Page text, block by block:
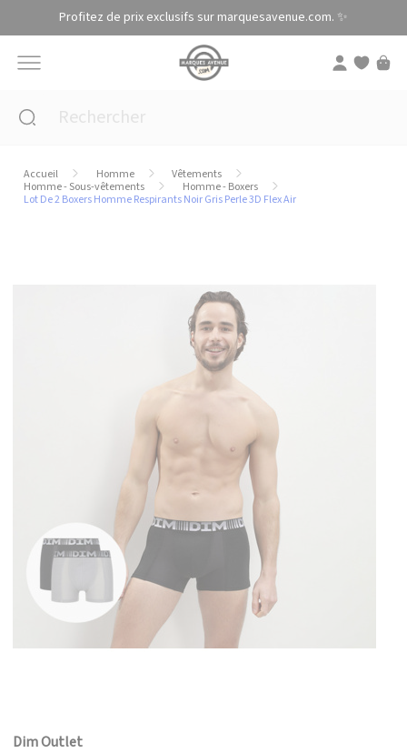
Profitez de prix exclusifs sur marquesavenue.com. ✨
Accueil Homme
Vêtements
Homme - Sous-vêtements
Homme - Boxers
Lot De 2 Boxers Homme Respirants Noir Gris Perle 3D Flex Air
Dim Outlet
Panneau de gestion des cookies